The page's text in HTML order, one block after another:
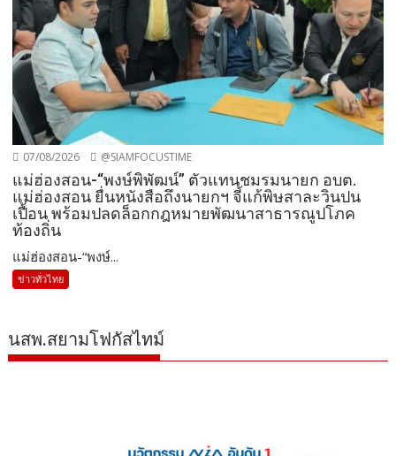
07/08/2026 @SIAMFOCUSTIME
แม่ฮ่องสอน-“พงษ์พิพัฒน์” ตัวแทนชมรมนายก อบต.
แม่ฮ่องสอน ยื่นหนังสือถึงนายกฯ จี้แก้พิษสาละวินปน
เปื้อน พร้อมปลดล็อกกฎหมายพัฒนาสาธารณูปโภค
ท้องถิ่น
แม่ฮ่องสอน-“พงษ์...
ข่าวทั่วไทย
นสพ.สยามโฟกัสไทม์